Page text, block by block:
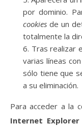
por dominio.
cookies de un
totalmente la
Tras realizar
varias líneas
sólo tiene que
a su eliminación.
Para acceder a la
Internet Explorer